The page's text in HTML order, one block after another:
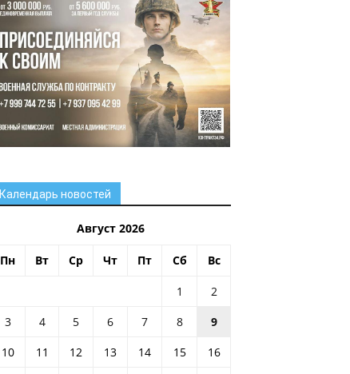
Календарь новостей
Август 2026
Пн Вт Ср Чт Пт Сб Вс
1
2
3
4 5 6 7 8
9
10
11 12 13 14 15
16